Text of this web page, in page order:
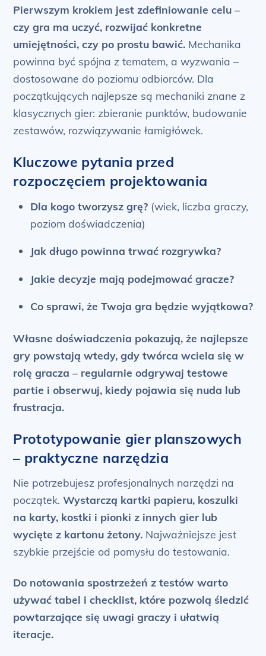
Pierwszym krokiem jest zdefiniowanie celu –
czy gra ma uczyć, rozwijać konkretne
umiejętności, czy po prostu bawić. Mechanika
powinna być spójna z tematem, a wyzwania –
dostosowane do poziomu odbiorców. Dla
początkujących najlepsze są mechaniki znane z
klasycznych gier: zbieranie punktów, budowanie
zestawów, rozwiązywanie łamigłówek.
Kluczowe pytania przed
rozpoczęciem projektowania
Dla kogo tworzysz grę?(wiek, liczba graczy,
poziom doświadczenia)
Jak długo powinna trwać rozgrywka?
Jakie decyzje mają podejmować gracze?
Co sprawi, że Twoja gra będzie wyjątkowa?
Własne doświadczenia pokazują, że najlepsze
gry powstają wtedy, gdy twórca wciela się w
rolę gracza – regularnie odgrywaj testowe
partie i obserwuj, kiedy pojawia się nuda lub
frustracja.
Prototypowanie gier planszowych
– praktyczne narzędzia
Nie potrzebujesz profesjonalnych narzędzi na
początek.Wystarczą kartki papieru, koszulki
na karty, kostki i pionki z innych gier lub
wycięte z kartonu żetony. Najważniejsze jest
szybkie przejście od pomysłu do testowania.
Do notowania spostrzeżeń z testów warto
używać tabel i checklist, które pozwolą śledzić
powtarzające się uwagi graczy i ułatwią
iteracje.